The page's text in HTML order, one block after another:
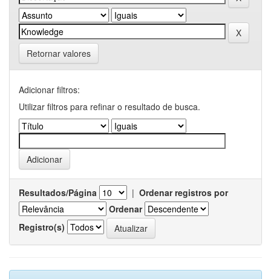
Retornar valores
Adicionar filtros:
Utilizar filtros para refinar o resultado de busca.
Resultados/Página | Ordenar registros por
Ordenar
Registro(s)